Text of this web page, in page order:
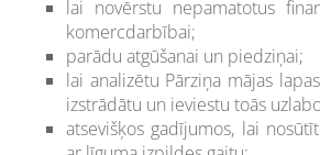
lai novērstu nepamatotus
komercdarbībai;
parādu atgūšanai un piedziņai;
lai analizētu Pārziņa mājas
izstrādātu un ieviestu toās
atsevišķos gadījumos, lai